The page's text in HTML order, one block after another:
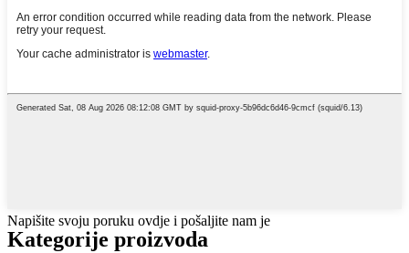
Napišite svoju poruku ovdje i pošaljite nam je
Kategorije proizvoda